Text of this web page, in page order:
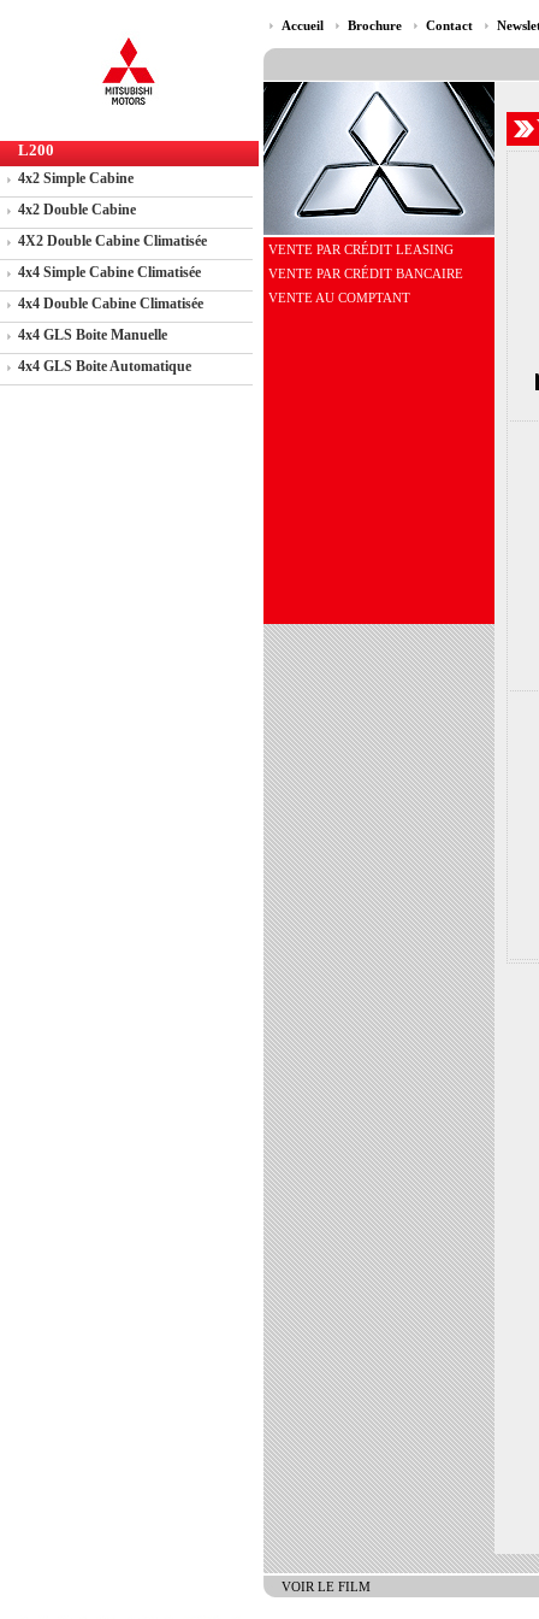
L200
4x2 Simple Cabine
4x2 Double Cabine
4X2 Double Cabine Climatisée
4x4 Simple Cabine Climatisée
4x4 Double Cabine Climatisée
4x4 GLS Boite Manuelle
4x4 GLS Boite Automatique
Accueil Brochure Contact
VENTE PAR CRÉDIT LEASING
VENTE PAR CRÉDIT BANCAIRE
VENTE AU COMPTANT
VOIR LE FILM